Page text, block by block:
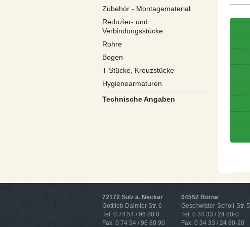
Zubehör - Montagematerial
Reduzier- und
Verbindungsstücke
Rohre
Bogen
T-Stücke, Kreuzstücke
Hygienearmaturen
Technische Angaben
72172 Sulz a. Neckar
Gottlieb Daimler Str. 6
Tel. 0 74 54 / 96 80 0
Fax. 0 74 54 / 96 80 90
04552 Borna
Geschwister-Scholl-Str. 5
Tel. 0 34 33 / 24 80-0
Fax. 0 34 33 / 24 80-20